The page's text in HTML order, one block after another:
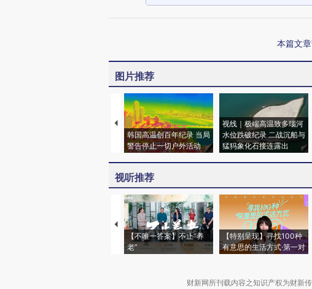
本篇文
图片推荐
韩国高温创百年纪录 当局
警告停止一切户外活动
视线｜极端高温致多瑙河
水位跌破纪录 二战沉船与
猛犸象化石接连露出
视听推荐
【不唯一答案】不止“养
老”
【特别呈现】寻找100种
有意思的生活方式·第一对
财新网所刊载内容之知识产权为财新